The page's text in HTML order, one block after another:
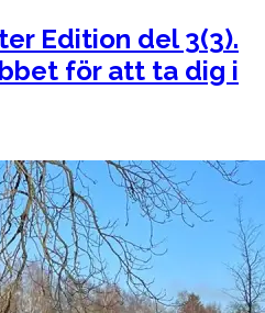
Edition del 3(3).
för att ta dig i